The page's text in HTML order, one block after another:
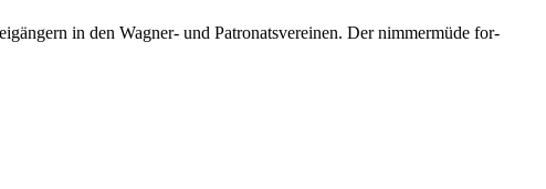
in den Wa­g­­ner- und Pa­tro­nats­ver­ei­nen. Der nim­mer­mü­de for­